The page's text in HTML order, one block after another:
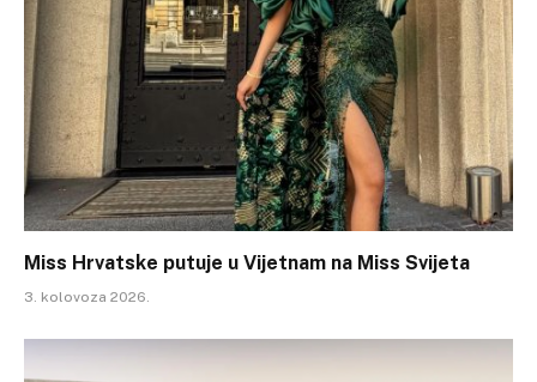
Miss Hrvatske putuje u Vijetnam na Miss Svijeta
3. kolovoza 2026.